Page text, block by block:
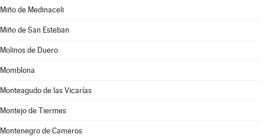
Miño de Medinaceli
Miño de San Esteban
Molinos de Duero
Momblona
Monteagudo de las Vicarías
Montejo de Tiermes
Montenegro de Cameros